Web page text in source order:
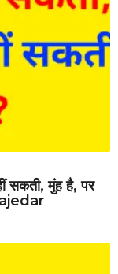
सकती, मुंह है, पर